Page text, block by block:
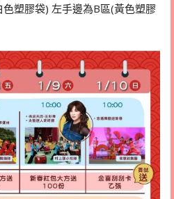
塑膠袋) 左手邊為B區(黃色塑膠